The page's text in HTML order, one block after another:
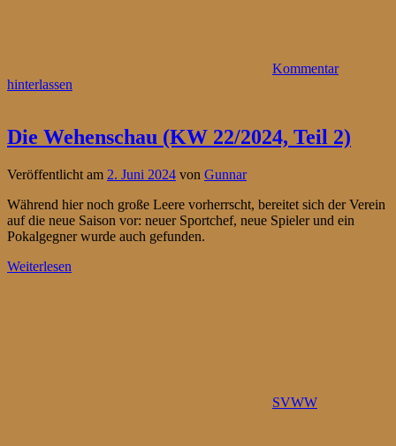
Kommentar
hinterlassen
Die Wehenschau (KW 22/2024, Teil 2)
Veröffentlicht am 2. Juni 2024 von Gunnar
Während hier noch große Leere vorherrscht, bereitet sich der Verein
auf die neue Saison vor: neuer Sportchef, neue Spieler und ein
Pokalgegner wurde auch gefunden.
Weiterlesen
SVWW